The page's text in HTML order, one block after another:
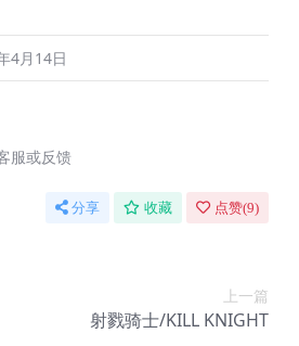
4月14日
服或反馈
分享 收藏 点赞(9)
上一篇
射戮骑士/KILL KNIGHT